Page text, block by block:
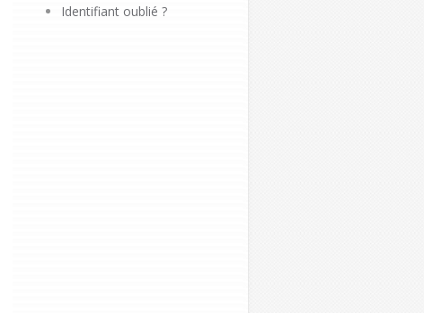
Identifiant oublié ?